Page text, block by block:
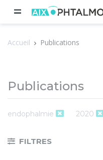
Accueil Publications
Publications
endophalmie 2020
FILTRES
Panneau de gestion des cookies